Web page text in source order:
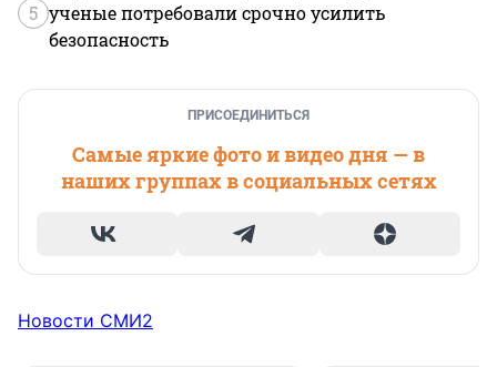
5 ученые потребовали срочно усилить
безопасность
ПРИСОЕДИНИТЬСЯ
Самые яркие фото и видео дня — в
наших группах в социальных сетях
Новости СМИ2